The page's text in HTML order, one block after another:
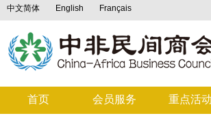
中文简体 English Français
首页 会员服务 重点活动